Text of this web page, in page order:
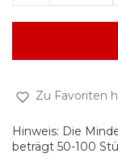
Zu Favoriten
Hinweis: Die
beträgt 50-100